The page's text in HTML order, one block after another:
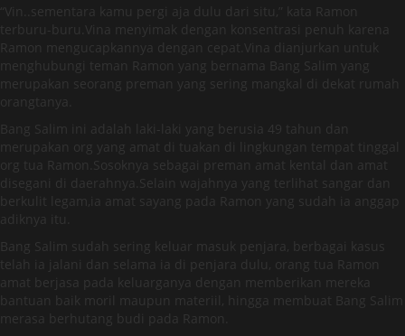
“Vin..sementara kamu pergi aja dulu dari situ,” kata Ramon
terburu-buru.Vina menyimak dengan konsentrasi penuh karena
Ramon mengucapkannya dengan cepat.Vina dianjurkan untuk
menghubungi teman Ramon yang bernama Bang Salim yang
merupakan seorang preman yang sering mangkal di dekat rumah
orangtanya.
Bang Salim ini adalah laki-laki yang berusia 49 tahun dan
merupakan org yang amat di tuakan di lingkungan tempat tinggal
org tua Ramon.Sosoknya sebagai preman amat kental dan amat
disegani di daerahnya.Selain wajahnya yang terlihat sangar dan
berkulit legam,ia amat sayang pada Ramon yang sudah ia anggap
adiknya itu.
Bang Salim sudah sering keluar masuk penjara, berbagai kasus
telah ia jalani dan selama ia di penjara dulu, orang tua Ramon
amat berjasa pada keluarganya dengan memberikan mereka
bantuan baik moril maupun materiil, hingga membuat Bang Salim
merasa berhutang budi pada Ramon.